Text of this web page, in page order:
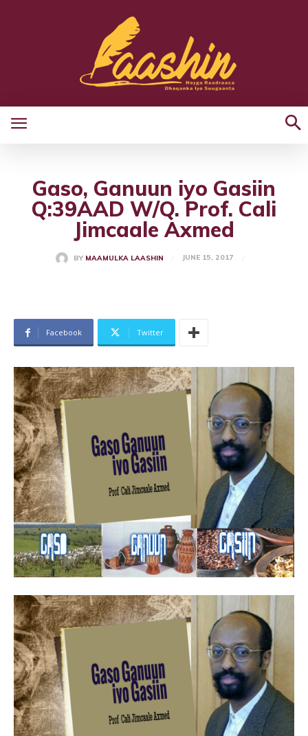
Gaso, Ganuun iyo Gasiin
Q:39AAD W/Q. Prof. Cali
Jimcaale Axmed
BY MAAMULKA LAASHIN JUNE 15, 2017
Facebook Twitter